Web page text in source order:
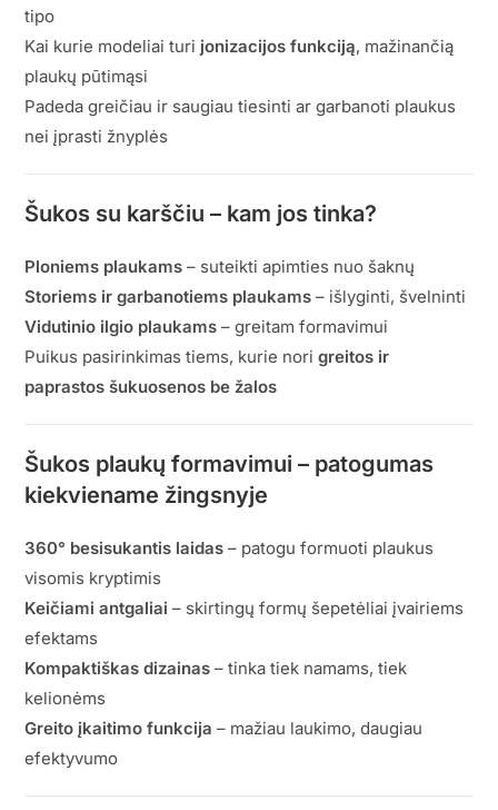
tipo
Kai kurie modeliai turi jonizacijos funkciją, mažinančią
plaukų pūtimąsi
Padeda greičiau ir saugiau tiesinti ar garbanoti plaukus
nei įprasti žnyplės
Šukos su karščiu – kam jos tinka?
Ploniems plaukams – suteikti apimties nuo šaknų
Storiems ir garbanotiems plaukams – išlyginti, švelninti
Vidutinio ilgio plaukams – greitam formavimui
Puikus pasirinkimas tiems, kurie norigreitos ir
paprastos šukuosenos be žalos
Šukos plaukų formavimui – patogumas
kiekviename žingsnyje
360° besisukantis laidas – patogu formuoti plaukus
visomis kryptimis
Keičiami antgaliai – skirtingų formų šepetėliai įvairiems
efektams
Kompaktiškas dizainas – tinka tiek namams, tiek
kelionėms
Greito įkaitimo funkcija – mažiau laukimo, daugiau
efektyvumo